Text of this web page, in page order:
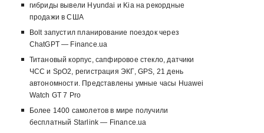
гибриды вывели Hyundai и Kia на рекордные
продажи в США
Bolt запустил планирование поездок через
ChatGPT — Finance.ua
Титановый корпус, сапфировое стекло, датчики
ЧСС и SpO2, регистрация ЭКГ, GPS, 21 день
автономности. Представлены умные часы Huawei
Watch GT 7 Pro
Более 1400 самолетов в мире получили
бесплатный Starlink — Finance.ua